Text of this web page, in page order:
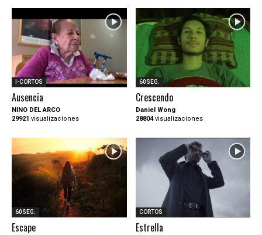
I-CORTOS
Ausencia
NINO DEL ARCO
29921 visualizaciones
60SEG.
Crescendo
Daniel Wong
28804visualizaciones
60SEG.
Escape
CORTOS
Estrella